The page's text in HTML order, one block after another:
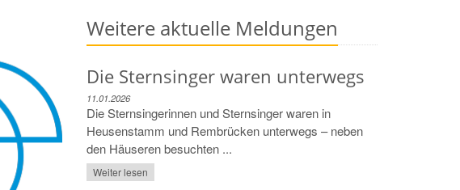
Weitere aktuelle Meldungen
Die Sternsinger waren unterwegs
11.01.2026
Die Sternsingerinnen und Sternsinger waren in
Heusenstamm und Rembrücken unterwegs – neben
den Häuseren besuchten ...
Weiter lesen